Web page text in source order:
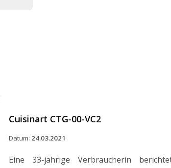
Cuisinart CTG-00-VC2
Datum: 24.03.2021
Eine 33-jährige Verbraucherin